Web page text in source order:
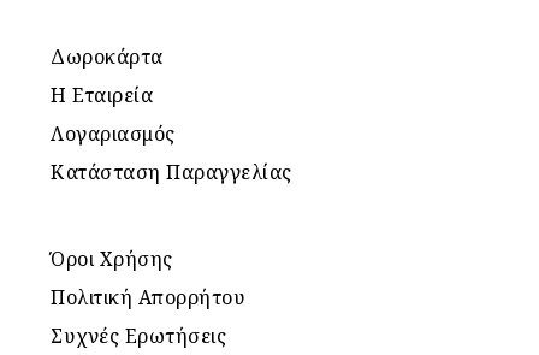
Δωροκάρτα
Η Εταιρεία
Λογαριασμός
Κατάσταση Παραγγελίας
Όροι Χρήσης
Πολιτική Απορρήτου
Συχνές Ερωτήσεις